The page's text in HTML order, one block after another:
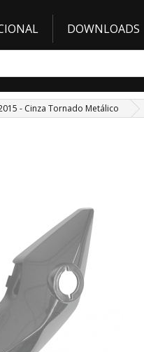
DOWNLOADS
- Cinza Tornado Metálico